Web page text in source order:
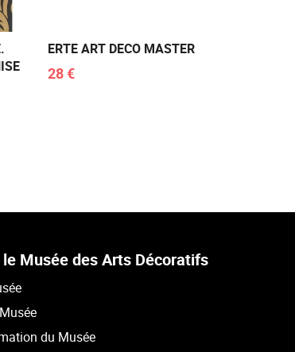
ERTE ART DECO MASTER
28 €
Musée des Arts Décoratifs
du Musée